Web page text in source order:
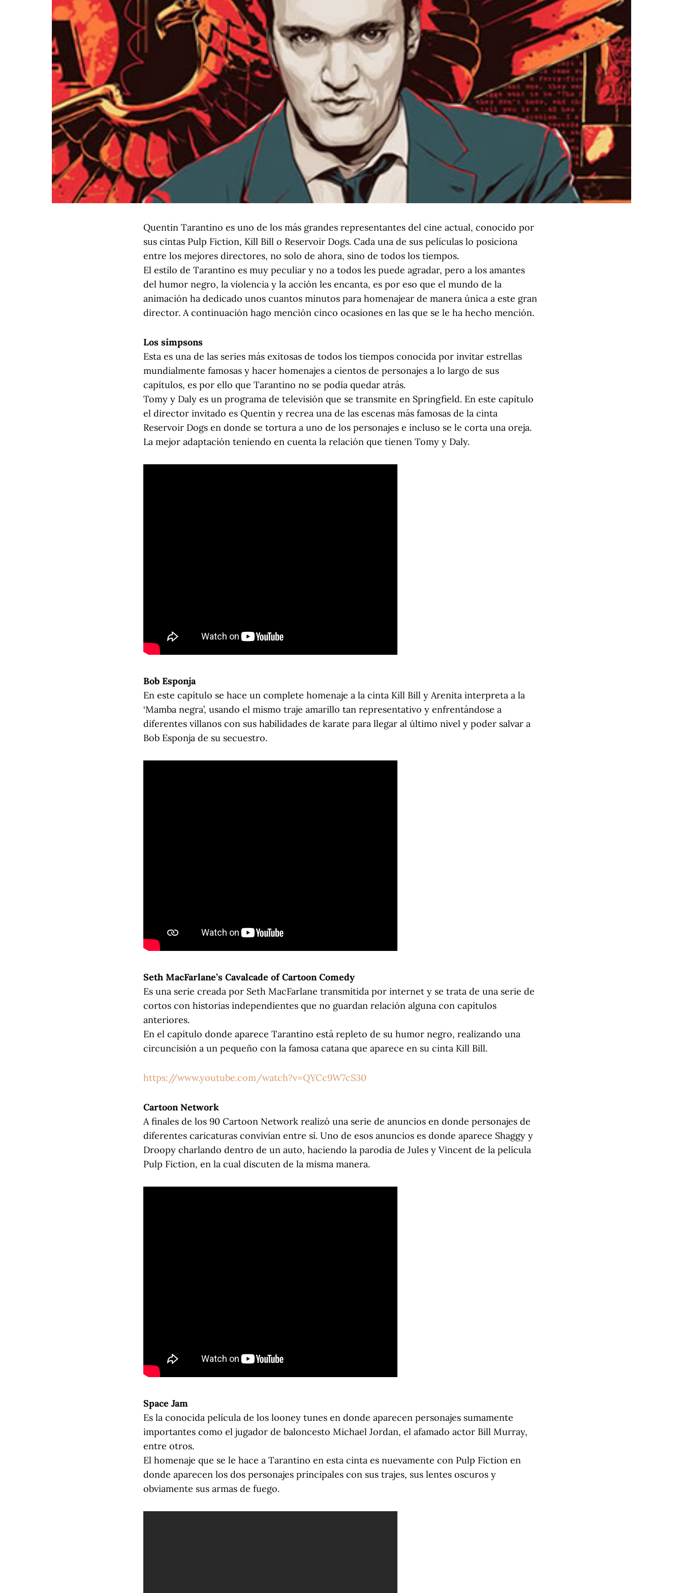
Quentin Tarantino es uno de los más grandes representantes del cine actual, conocido por
sus cintas Pulp Fiction, Kill Bill o Reservoir Dogs. Cada una de sus películas lo posiciona
entre los mejores directores, no solo de ahora, sino de todos los tiempos.
El estilo de Tarantino es muy peculiar y no a todos les puede agradar, pero a los amantes
del humor negro, la violencia y la acción les encanta, es por eso que el mundo de la
animación ha dedicado unos cuantos minutos para homenajear de manera única a este gran
director. A continuación hago mención cinco ocasiones en las que se le ha hecho mención.
Los simpsons
Esta es una de las series más exitosas de todos los tiempos conocida por invitar estrellas
mundialmente famosas y hacer homenajes a cientos de personajes a lo largo de sus
capítulos, es por ello que Tarantino no se podía quedar atrás.
Tomy y Daly es un programa de televisión que se transmite en Springfield. En este capítulo
el director invitado es Quentin y recrea una de las escenas más famosas de la cinta
Reservoir Dogs en donde se tortura a uno de los personajes e incluso se le corta una oreja.
La mejor adaptación teniendo en cuenta la relación que tienen Tomy y Daly.
Bob Esponja
En este capítulo se hace un complete homenaje a la cinta Kill Bill y Arenita interpreta a la
‘Mamba negra’, usando el mismo traje amarillo tan representativo y enfrentándose a
diferentes villanos con sus habilidades de karate para llegar al último nivel y poder salvar a
Bob Esponja de su secuestro.
Seth MacFarlane’s Cavalcade of Cartoon Comedy
Es una serie creada por Seth MacFarlane transmitida por internet y se trata de una serie de
cortos con historias independientes que no guardan relación alguna con capítulos
anteriores.
En el capítulo donde aparece Tarantino está repleto de su humor negro, realizando una
circuncisión a un pequeño con la famosa catana que aparece en su cinta Kill Bill.
https://www.youtube.com/watch?v=QYCc9W7cS30
Cartoon Network
A finales de los 90 Cartoon Network realizó una serie de anuncios en donde personajes de
diferentes caricaturas convivían entre sí. Uno de esos anuncios es donde aparece Shaggy y
Droopy charlando dentro de un auto, haciendo la parodia de Jules y Vincent de la película
Pulp Fiction, en la cual discuten de la misma manera.
Space Jam
Es la conocida película de los looney tunes en donde aparecen personajes sumamente
importantes como el jugador de baloncesto Michael Jordan, el afamado actor Bill Murray,
entre otros.
El homenaje que se le hace a Tarantino en esta cinta es nuevamente con Pulp Fiction en
donde aparecen los dos personajes principales con sus trajes, sus lentes oscuros y
obviamente sus armas de fuego.